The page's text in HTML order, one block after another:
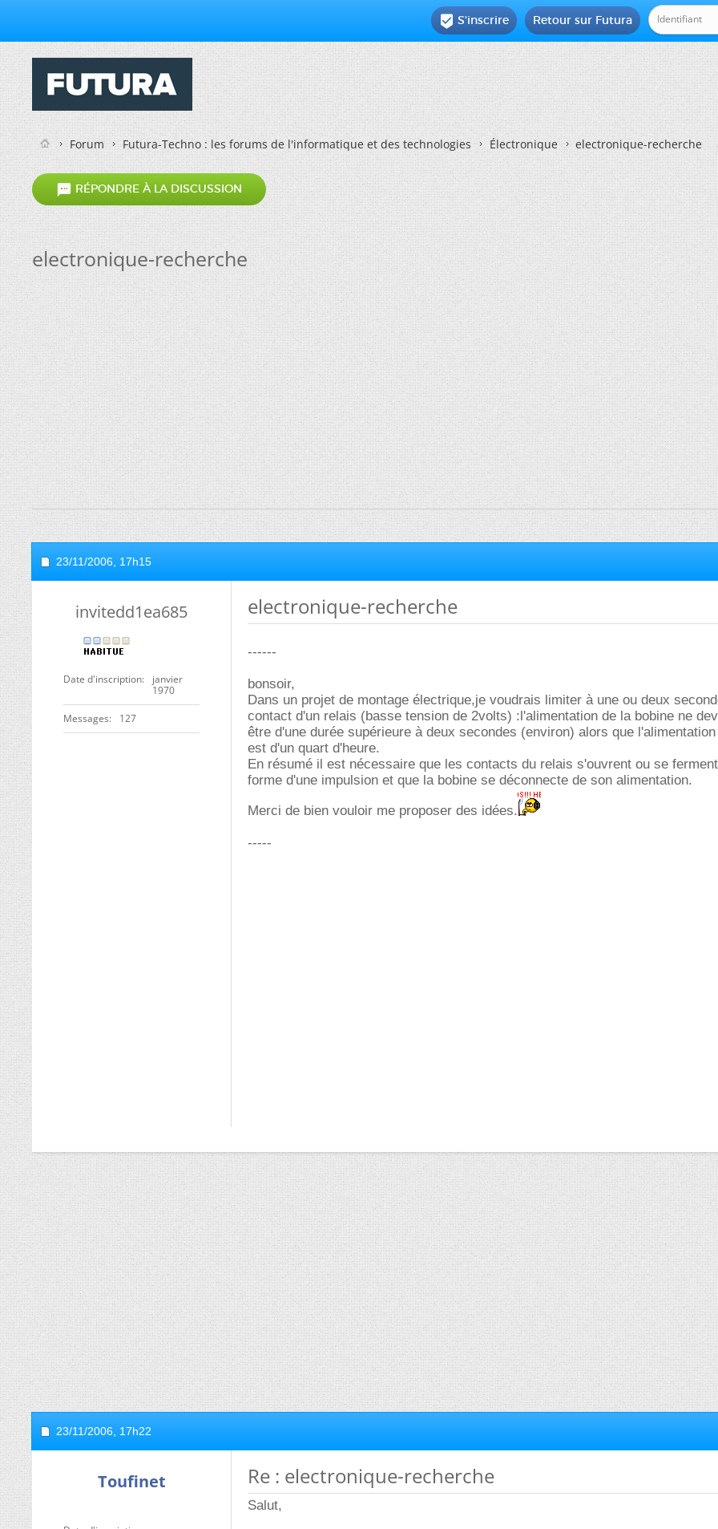
Retour sur Futura
 S'inscrire
Forum Futura-Techno : les forums de l'informatique et des technologies Électronique electronique-recherche
 RÉPONDRE À LA DISCUSSION
electronique-recherche
23/11/2006, 17h15
invitedd1ea685
Date d'inscription
janvier
1970
Messages 127
electronique-recherche
------
bonsoir,
Dans un projet de montage électrique,je voudrais limiter à une ou deux
contact d'un relais (basse tension de 2volts) :l'alimentation de la bobine ne
être d'une durée supérieure à deux secondes (environ) alors que
est d'un quart d'heure.
En résumé il est nécessaire que les contacts du relais s'ouvrent ou se
forme d'une impulsion et que la bobine se déconnecte de son alimentation.
Merci de bien vouloir me proposer des idées.
-----
23/11/2006, 17h22
Toufinet Re : electronique-recherche
Salut,